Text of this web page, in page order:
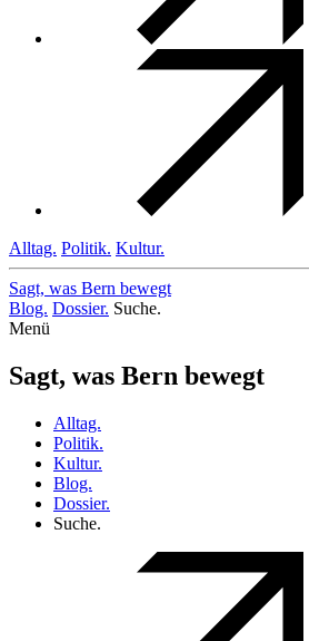
Alltag. Politik. Kultur.
Sagt, was Bern bewegt
Blog. Dossier. Suche.
Menü
Sagt, was Bern bewegt
Alltag.
Politik.
Kultur.
Blog.
Dossier.
Suche.